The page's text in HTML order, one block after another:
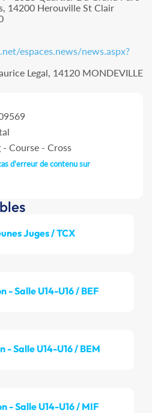
14200 Herouville St Clair
espaces.news/news.aspx?
Legal, 14120 MONDEVILLE
Course - Cross
d'erreur de contenu sur
Juges / TCX
- Salle U14-U16 / BEF
- Salle U14-U16 / BEM
- Salle U14-U16 / MIF